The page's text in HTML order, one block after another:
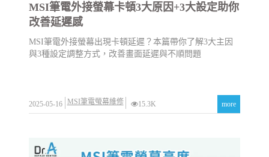
MSI筆電外接螢幕卡頓3大原因+3大設定助你
改善延遲感
MSI筆電外接螢幕出現卡頓延遲？本篇帶你了解3大主因
與3種設定調整方式，改善畫面延遲與不順問題
2025-05-16 MSI筆電螢幕維修 15.3K more